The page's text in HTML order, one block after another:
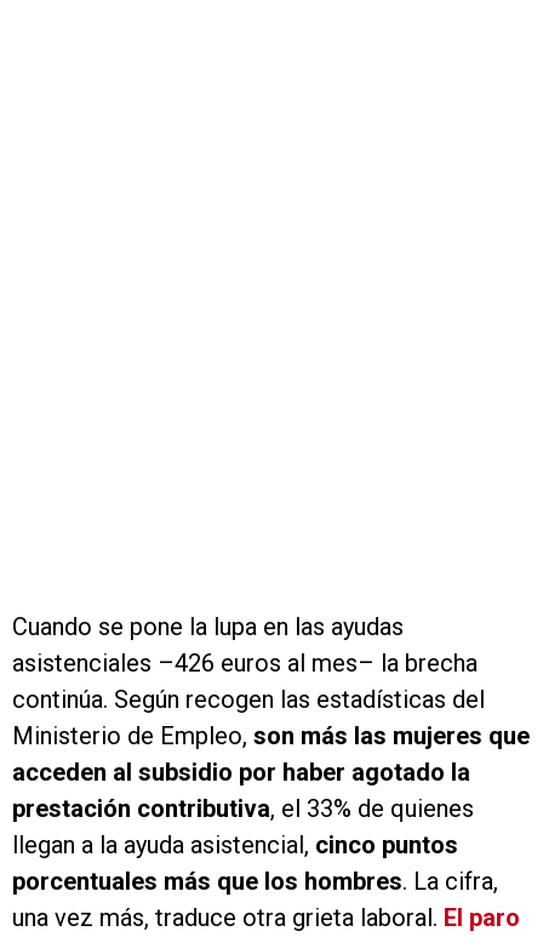
Cuando se pone la lupa en las ayudas
asistenciales –426 euros al mes– la brecha
continúa. Según recogen las estadísticas del
Ministerio de Empleo, son más las mujeres que
acceden al subsidio por haber agotado la
prestación contributiva, el 33% de quienes
llegan a la ayuda asistencial, cinco puntos
porcentuales más que los hombres. La cifra,
una vez más, traduce otra grieta laboral. El paro